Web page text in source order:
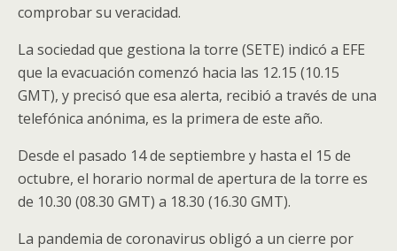
comprobar su veracidad.
La sociedad que gestiona la torre (SETE) indicó a EFE
que la evacuación comenzó hacia las 12.15 (10.15
GMT), y precisó que esa alerta, recibió a través de una
telefónica anónima, es la primera de este año.
Desde el pasado 14 de septiembre y hasta el 15 de
octubre, el horario normal de apertura de la torre es
de 10.30 (08.30 GMT) a 18.30 (16.30 GMT).
La pandemia de coronavirus obligó a un cierre por